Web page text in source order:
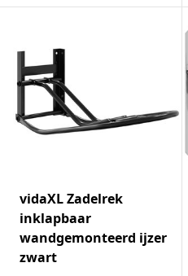
vidaXL Zadelrek
inklapbaar
wandgemonteerd ijzer
zwart